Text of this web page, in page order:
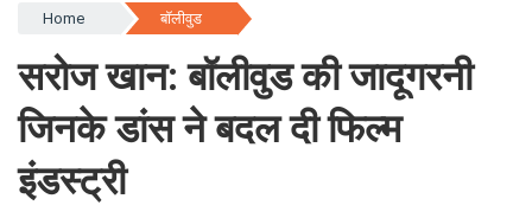
Home बॉलीवुड
सरोज खान: बॉलीवुड की जादूगरनी
जिनके डांस ने बदल दी फिल्म
इंडस्ट्री